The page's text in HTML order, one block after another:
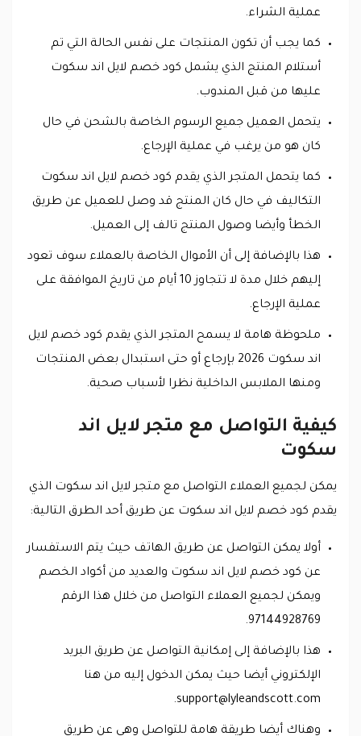
عملية الشراء.
كما يجب أن تكون المنتجات على نفس الحالة التي تم
أستلام المنتج الذي يشمل كود خصم لايل اند سكوت
عليها من قبل المندوب.
يتحمل العميل جميع الرسوم الخاصة بالشحن في حال
كان هو من يرغب في عملية الإرجاع.
كما يتحمل المتجر الذي يقدم كود خصم لايل اند سكوت
التكاليف في حال كان المنتج قد وصل للعميل عن طريق
الخطأ وأيضا وصول المنتج تالف إلى العميل.
هذا بالإضافة إلى أن الأموال الخاصة بالعملاء سوف تعود
إليهم خلال مدة لا تتجاوز 10 أيام من تاريخ الموافقة على
عملية الإرجاع.
ملحوظة هامة لا يسمح المتجر الذي يقدم كود خصم لايل
اند سكوت 2026 بإرجاع أو حتى استبدال بعض المنتجات
ومنها الملابس الداخلية نظرا لأسباب صحية.
كيفية التواصل مع متجر لايل اند
سكوت
يمكن لجميع العملاء التواصل مع متجر لايل اند سكوت الذي
يقدم كود خصم لايل اند سكوت عن طريق أحد الطرق التالية:
أولا يمكن التواصل عن طريق الهاتف حيث يتم الاستفسار
عن كود خصم لايل اند سكوت والعديد من أكواد الخصم
ويمكن لجميع العملاء التواصل من خلال هذا الرقم
97144928769.
هذا بالإضافة إلى إمكانية التواصل عن طريق البريد
الإلكتروني أيضا حيث يمكن الدخول إليه من هنا
support@lyleandscott.com
.
وهناك أيضا طريقة هامة للتواصل وهي عن طريق